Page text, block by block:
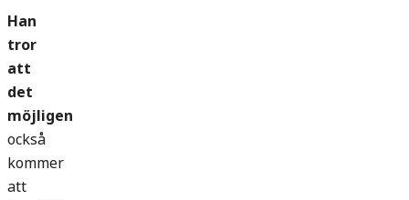
Han
tror
att
det
möjligen
också
kommer
att